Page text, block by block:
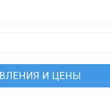
И ЦЕНЫ